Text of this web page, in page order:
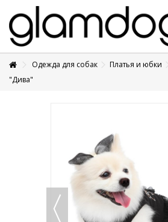
+7 495 1250410
Одежда для собак Платья и юбки
"Дива"